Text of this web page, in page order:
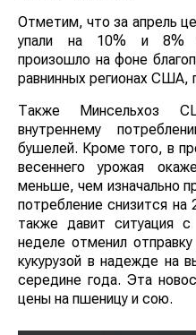
Отметим, что за апрель
упали на 10% и 8%
произошло на фоне
равнинных регионах США,
Также Минсельхоз
внутреннему
бушелей. Кроме того, в
весеннего урожая
меньше, чем изначально
потребление снизится
также давит ситуация
неделе отменил
кукурузой в надежде на
середине года. Эта
цены на пшеницу и сою.